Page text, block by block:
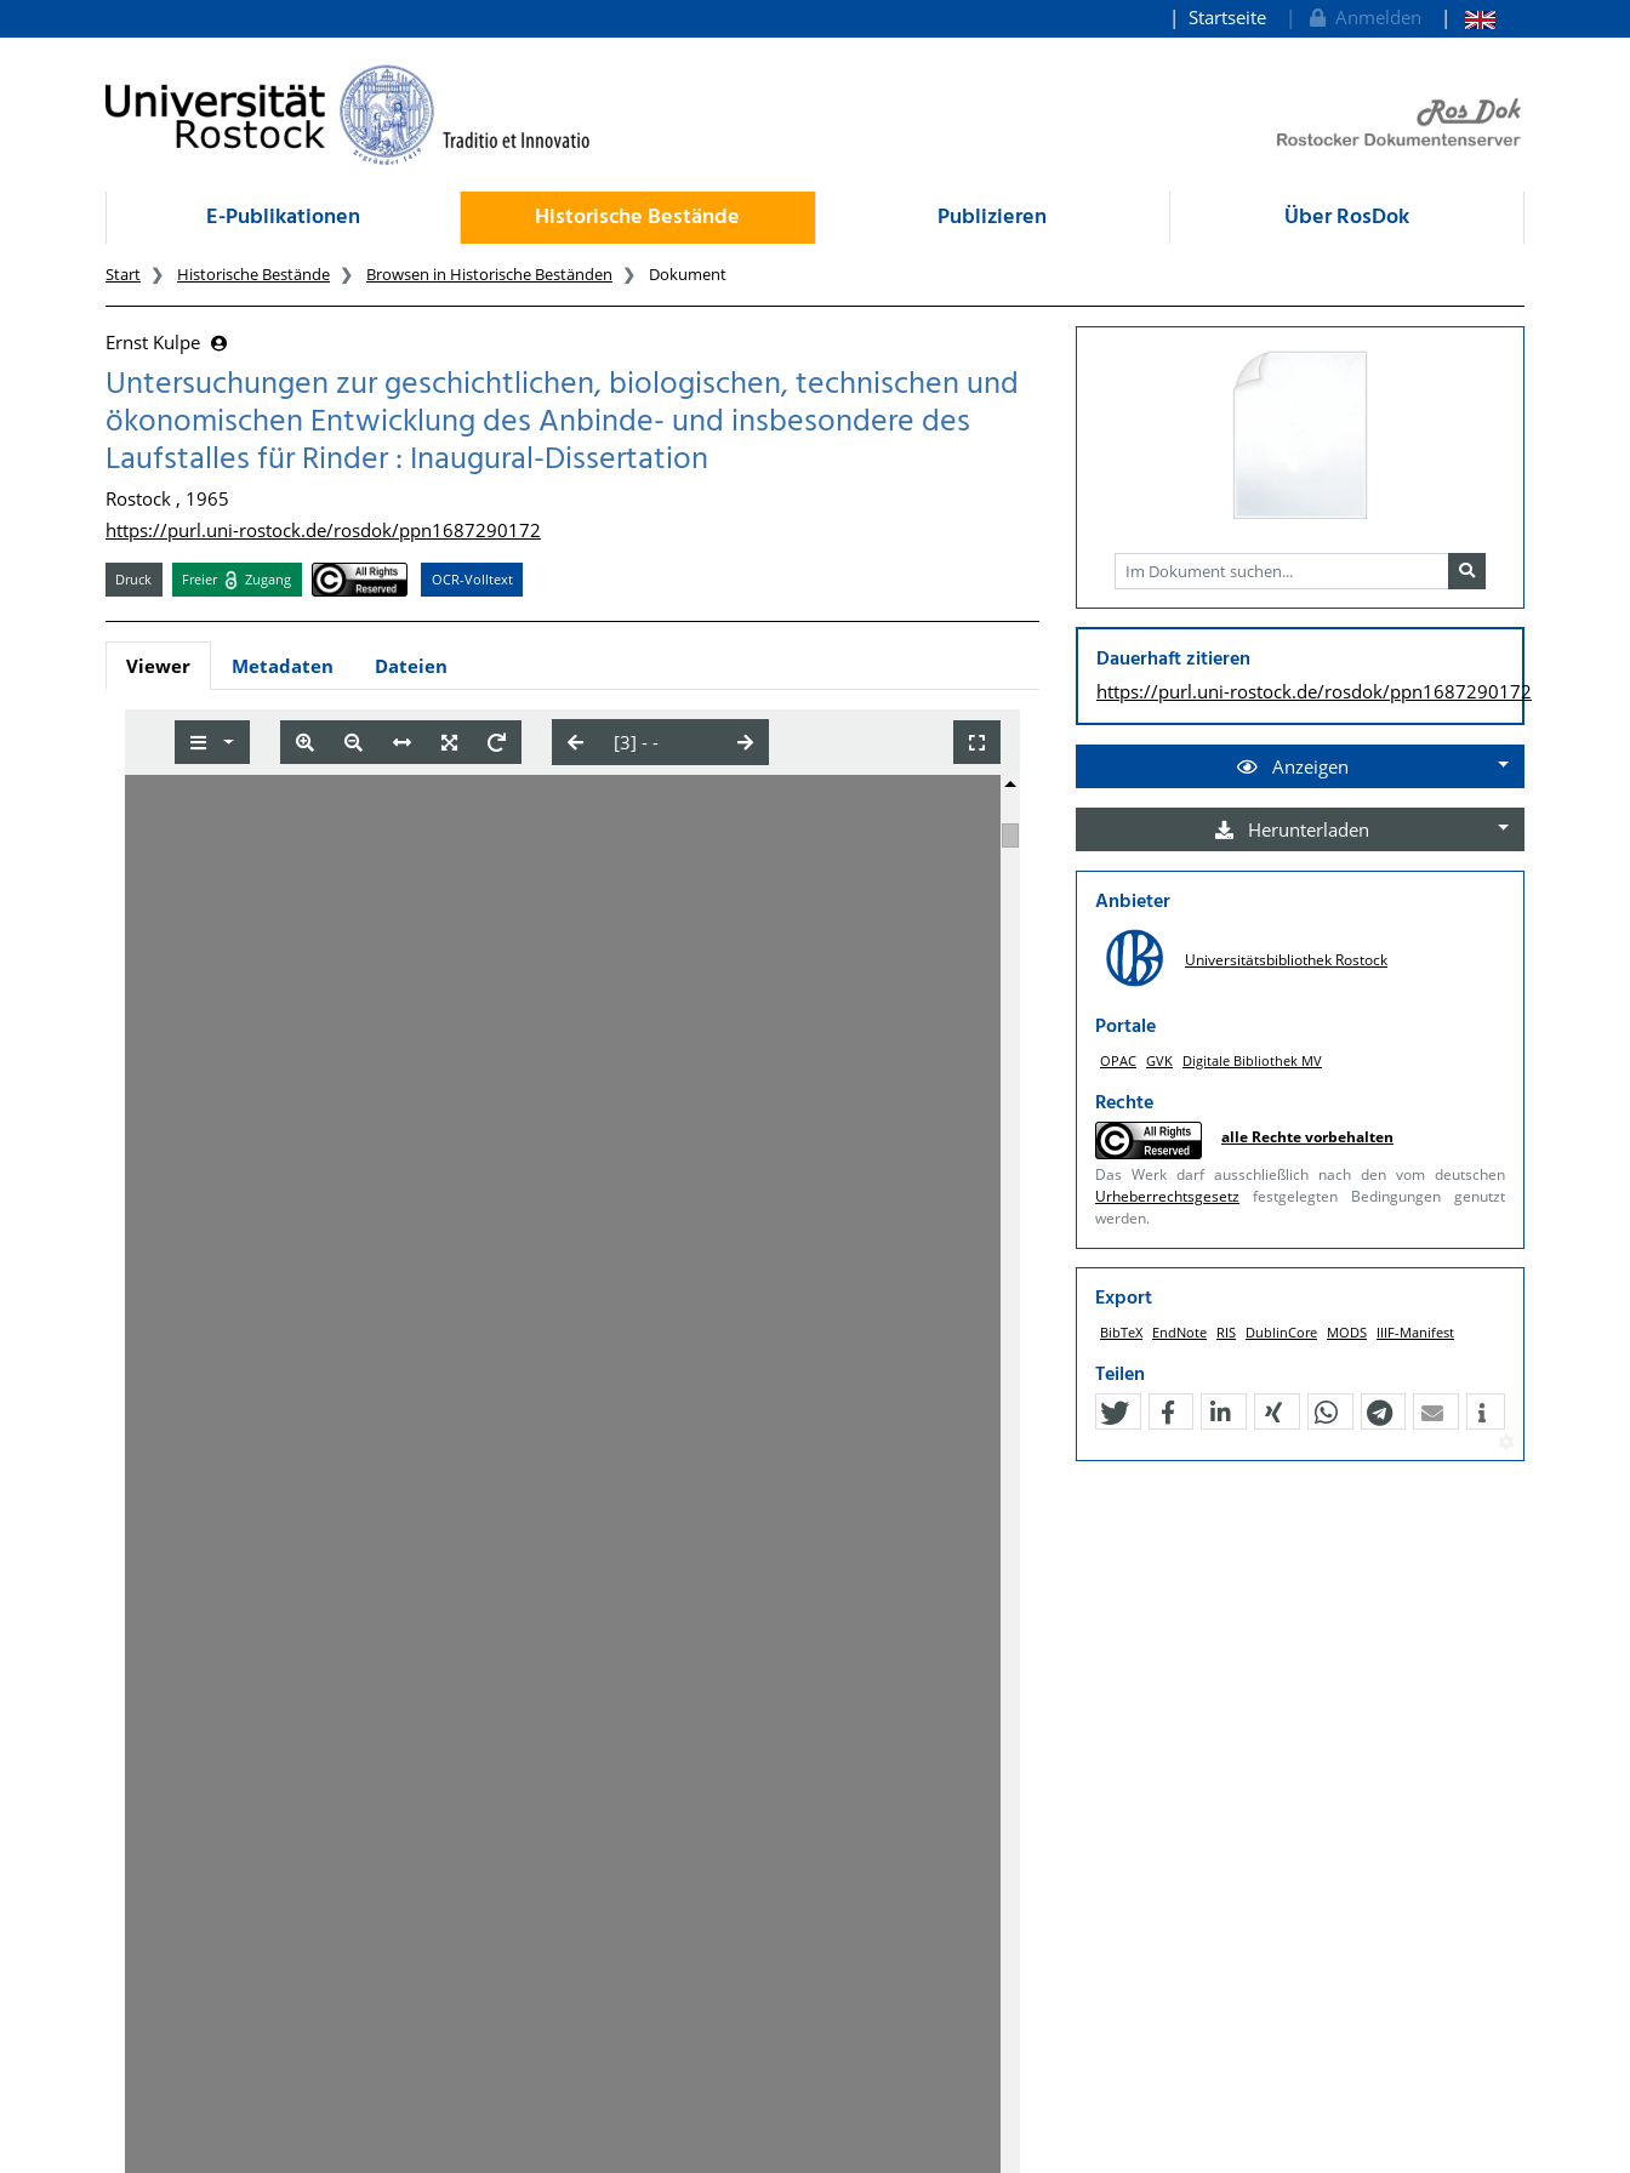
zum Inhalt
Startseite Anmelden
E-Publikationen Historische Bestände Publizieren Über RosDok
Start Historische Bestände Browsen in Historische Beständen Dokument
Ernst Kulpe
Untersuchungen zur geschichtlichen, biologischen, technischen und
ökonomischen Entwicklung des Anbinde- und insbesondere des
Laufstalles für Rinder : Inaugural-Dissertation
Rostock , 1965
https://purl.uni-rostock.de/rosdok/ppn1687290172
Druck Freier Zugang OCR-Volltext
Viewer Metadaten Dateien Dauerhaft zitieren
https://purl.uni-rostock.de/rosdok/ppn1687290172
Anzeigen
Herunterladen
Anbieter
Universitätsbibliothek Rostock
Portale
OPAC GVK Digitale Bibliothek MV
Rechte
alle Rechte vorbehalten
Das Werk darf ausschließlich nach den vom deutschen
Urheberrechtsgesetz festgelegten Bedingungen genutzt
werden.
Export
BibTeX EndNote RIS DublinCore MODS IIIF-Manifest
Teilen